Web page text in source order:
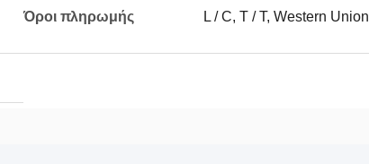
Όροι πληρωμής L / C, T / T, Western Union